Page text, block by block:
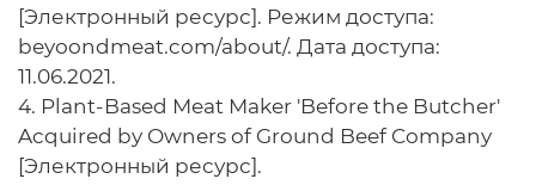
[Электронный ресурс]. Режим доступа:
beyоondmeat.com/about/. Дата доступа:
11.06.2021.
4. Plant-Based Meat Maker 'Before the Butcher'
Acquired by Owners of Ground Beef Company
[Электронный ресурс].